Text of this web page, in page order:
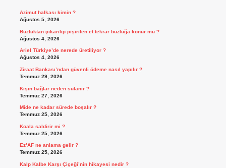
Azimut halkası kimin ?
Ağustos 5, 2026
Buzluktan çıkarılıp pişirilen et tekrar buzluğa konur mu ?
Ağustos 4, 2026
Ariel Türkiye’de nerede üretiliyor ?
Ağustos 4, 2026
Ziraat Bankası’ndan güvenli ödeme nasıl yapılır ?
Temmuz 29, 2026
Kışın bağlar neden sulanır ?
Temmuz 27, 2026
Mide ne kadar sürede boşalır ?
Temmuz 25, 2026
Koala saldirir mi ?
Temmuz 25, 2026
Ez’AF ne anlama gelir ?
Temmuz 25, 2026
Kalp Kalbe Karşı Çiçeği’nin hikayesi nedir ?